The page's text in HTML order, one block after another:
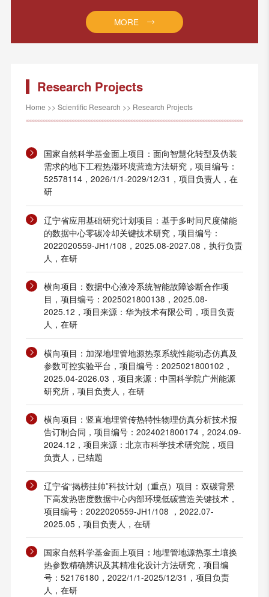
MORE
Research Projects
Home >>Scientific Research >> Research Projects
国家自然科学基金面上项目：面向智慧化转型及伪装
需求的地下工程热湿环境营造方法研究，项目编号：
52578114，2026/1/1-2029/12/31，项目负责人，在
研
辽宁省应用基础研究计划项目：基于多时间尺度储能
的数据中心零碳冷却关键技术研究，项目编号：
2022020559-JH1/108，2025.08-2027.08，执行负责
人，在研
横向项目：数据中心液冷系统智能故障诊断合作项
目，项目编号：2025021800138，2025.08-
2025.12，项目来源：华为技术有限公司，项目负责
人，在研
横向项目：加深地埋管地源热泵系统性能动态仿真及
参数可控实验平台，项目编号：2025021800102，
2025.04-2026.03，项目来源：中国科学院广州能源
研究所，项目负责人，在研
横向项目：竖直地埋管传热特性物理仿真分析技术报
告订制合同，项目编号：2024021800174，2024.09-
2024.12，项目来源：北京市科学技术研究院，项目
负责人，已结题
辽宁省“揭榜挂帅”科技计划（重点）项目：双碳背景
下高发热密度数据中心内部环境低碳营造关键技术，
项目编号：2022020559-JH1/108 ，2022.07-
2025.05，项目负责人，在研
国家自然科学基金面上项目：地埋管地源热泵土壤换
热参数精确辨识及其精准化设计方法研究，项目编
号：52176180，2022/1/1-2025/12/31，项目负责
人，在研